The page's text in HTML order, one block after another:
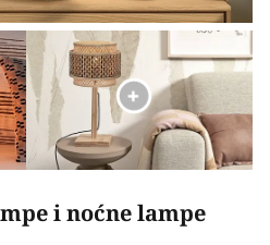
i noćne lampe